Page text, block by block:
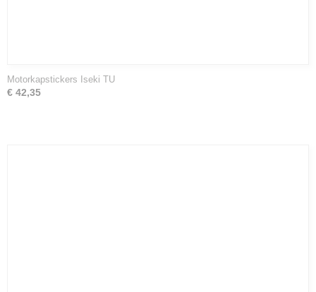
Motorkapstickers Iseki TU
€ 42,35